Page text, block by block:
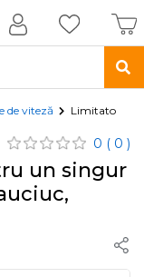
de viteză Limitator de
0 ( 0 )
un singur